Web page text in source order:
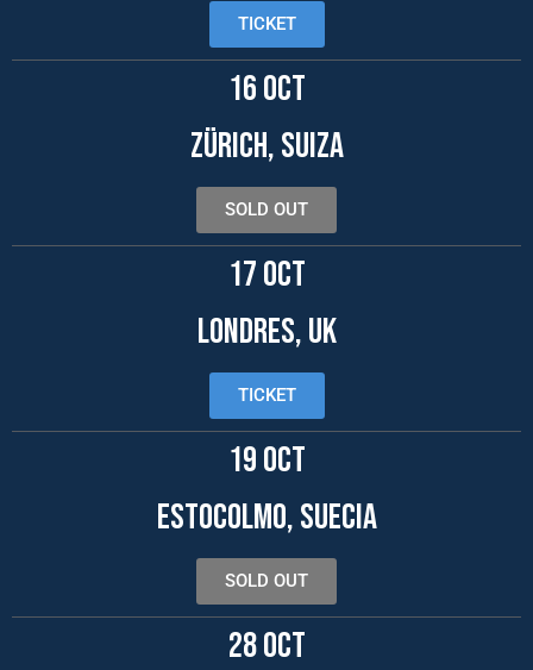
TICKET
16 OCT
Zürich, SUIZA
SOLD OUT
17 OCT
LONDRES, uk
TICKET
19 OCT
estocolmo, suecia
SOLD OUT
28 oct